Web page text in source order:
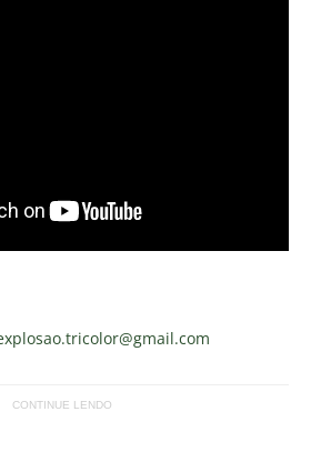
@gmail.com
CONTINUE LENDO